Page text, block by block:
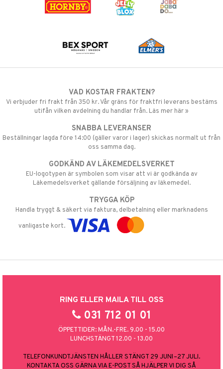
VAD KOSTAR FRAKTEN?
Vi erbjuder fri frakt från 350 kr. Vår gräns för fraktfri leverans bestäms
utifån vilken avdelning du handlar från. Läs mer här »
SNABBA LEVERANSER
Beställningar lagda före 14:00 (gäller varor i lager) skickas normalt ut från
oss samma dag.
GODKÄND AV LÄKEMEDELSVERKET
EU-logotypen är symbolen som visar att vi är godkända av
Läkemedelsverket gällande försäljning av läkemedel.
TRYGGA KÖP
Handla tryggt & säkert via faktura, delbetalning eller marknadens
vanligaste kort.
RING ELLER MAILA TILL OSS
031 712 01 01
ÖPPETTIDER: MÅN.-FRE. 9.00 - 15.00
LUNCHSTÄNGT 12.00 - 13.00
TELEFONKUNDTJÄNSTEN HÅLLER STÄNGT 29 JUNI–27 JULI.
KONTAKTA OSS GÄRNA VIA E-POST SÅ HJÄLPER VI DIG SÅ